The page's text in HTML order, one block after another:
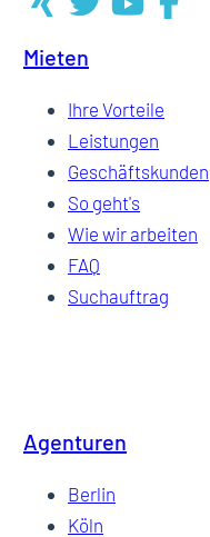
Mieten
Ihre Vorteile
Leistungen
Geschäftskunden
So geht's
Wie wir arbeiten
FAQ
Suchauftrag
Agenturen
Berlin
Köln